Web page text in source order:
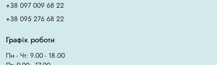
+38 097 009 68 22
+38 095 276 68 22
Графік роботи
Пн - Чт: 9.00 - 18.00